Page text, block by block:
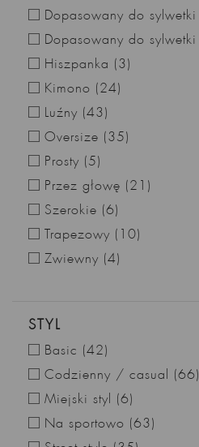
Dopasowany do sylwetki
Hiszpanka (3)
Kimono (24)
Luźny (43)
Oversize (35)
Prosty (5)
Przez głowę (21)
Szerokie (6)
Trapezowy (10)
Zwiewny (4)
STYL
Basic (42)
Codzienny / casual (66)
Miejski styl (6)
Na sportowo (63)